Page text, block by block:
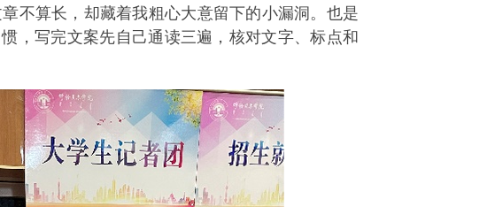
不算长，却藏着我粗心大意留下的小漏洞。也是
，写完文案先自己通读三遍，核对文字、标点和